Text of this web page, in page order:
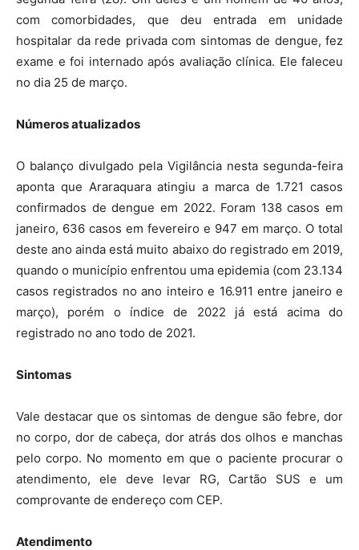
com comorbidades, que deu entrada em unidade
hospitalar da rede privada com sintomas de dengue, fez
exame e foi internado após avaliação clínica. Ele faleceu
no dia 25 de março.
Números atualizados
O balanço divulgado pela Vigilância nesta segunda-feira
aponta que Araraquara atingiu a marca de 1.721 casos
confirmados de dengue em 2022. Foram 138 casos em
janeiro, 636 casos em fevereiro e 947 em março. O total
deste ano ainda está muito abaixo do registrado em 2019,
quando o município enfrentou uma epidemia (com 23.134
casos registrados no ano inteiro e 16.911 entre janeiro e
março), porém o índice de 2022 já está acima do
registrado no ano todo de 2021.
Sintomas
Vale destacar que os sintomas de dengue são febre, dor
no corpo, dor de cabeça, dor atrás dos olhos e manchas
pelo corpo. No momento em que o paciente procurar o
atendimento, ele deve levar RG, Cartão SUS e um
comprovante de endereço com CEP.
Atendimento